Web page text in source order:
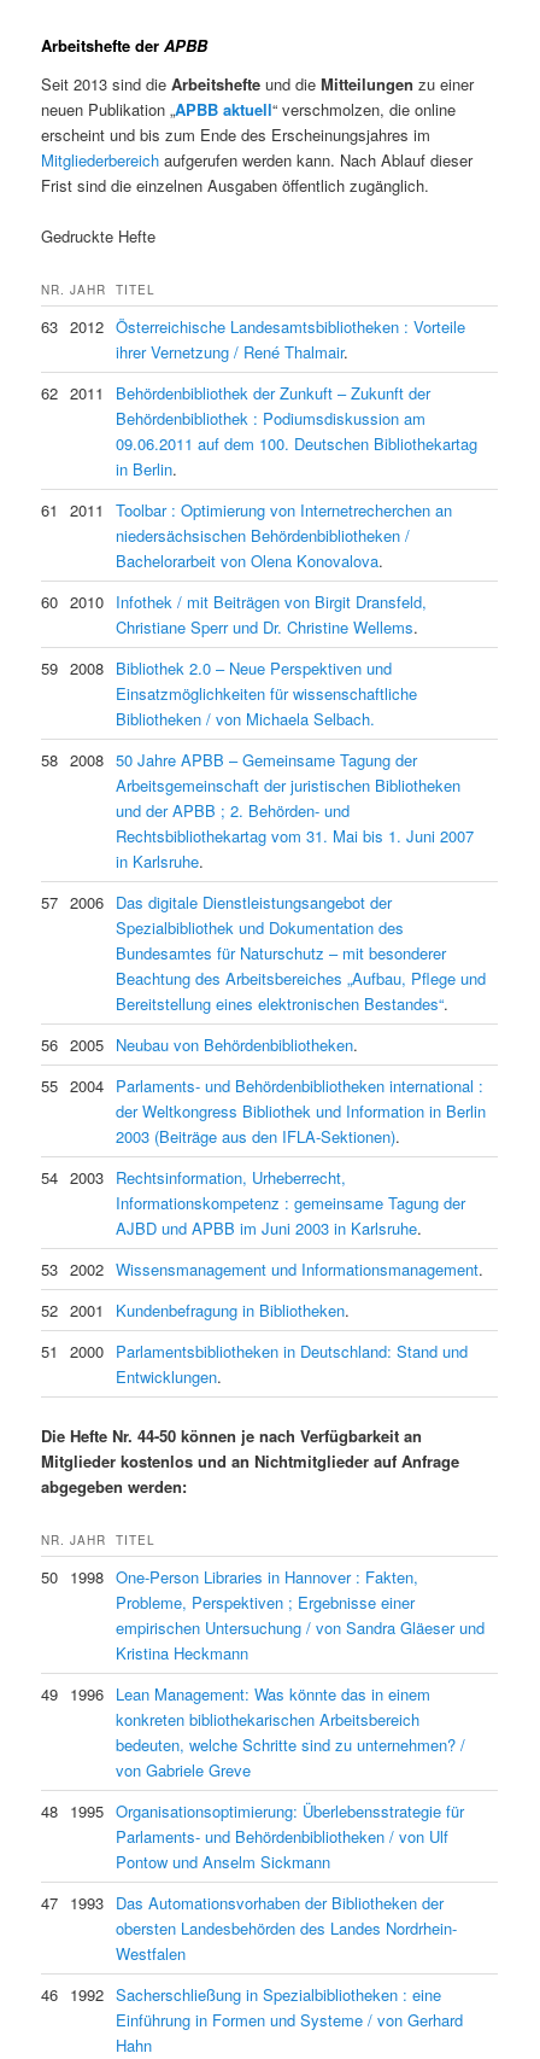
Arbeitshefte derAPBB
Seit 2013 sind dieArbeitshefte und dieMitteilungen zu einer
neuen Publikation „APBB aktuell“ verschmolzen, die online
erscheint und bis zum Ende des Erscheinungsjahres im
Mitgliederbereich aufgerufen werden kann. Nach Ablauf dieser
Frist sind die einzelnen Ausgaben öffentlich zugänglich.
Gedruckte Hefte
NR. JAHR TITEL
63 2012 Österreichische Landesamtsbibliotheken : Vorteile
ihrer Vernetzung / René Thalmair.
62 2011
Behördenbibliothek der Zunkuft – Zukunft der
Behördenbibliothek : Podiumsdiskussion am
09.06.2011 auf dem 100. Deutschen Bibliothekartag
in Berlin.
61
2011
Toolbar : Optimierung von Internetrecherchen an
niedersächsischen Behördenbibliotheken /
Bachelorarbeit von Olena Konovalova.
60 2010 Infothek / mit Beiträgen von Birgit Dransfeld,
Christiane Sperr und Dr. Christine Wellems.
59 2008 Bibliothek 2.0 – Neue Perspektiven und
Einsatzmöglichkeiten für wissenschaftliche
Bibliotheken / von Michaela Selbach.
58 2008 50 Jahre APBB – Gemeinsame Tagung der
Arbeitsgemeinschaft der juristischen Bibliotheken
und der APBB ; 2. Behörden- und
Rechtsbibliothekartag vom 31. Mai bis 1. Juni 2007
in Karlsruhe.
57 2006 Das digitale Dienstleistungsangebot der
Spezialbibliothek und Dokumentation des
Bundesamtes für Naturschutz – mit besonderer
Beachtung des Arbeitsbereiches „Aufbau, Pflege und
Bereitstellung eines elektronischen Bestandes“.
56 2005 Neubau von Behördenbibliotheken.
55 2004 Parlaments- und Behördenbibliotheken international :
der Weltkongress Bibliothek und Information in Berlin
2003 (Beiträge aus den IFLA-Sektionen).
54 2003 Rechtsinformation, Urheberrecht,
Informationskompetenz : gemeinsame Tagung der
AJBD und APBB im Juni 2003 in Karlsruhe.
53 2002 Wissensmanagement und Informationsmanagement.
52 2001 Kundenbefragung in Bibliotheken.
51
2000 Parlamentsbibliotheken in Deutschland: Stand und
Entwicklungen.
Die Hefte Nr. 44-50 können je nach Verfügbarkeit an
Mitglieder kostenlos und an Nichtmitglieder auf Anfrage
abgegeben werden:
NR. JAHR TITEL
50 1998 One-Person Libraries in Hannover : Fakten,
Probleme, Perspektiven ; Ergebnisse einer
empirischen Untersuchung / von Sandra Gläeser und
Kristina Heckmann
49 1996 Lean Management: Was könnte das in einem
konkreten bibliothekarischen Arbeitsbereich
bedeuten, welche Schritte sind zu unternehmen? /
von Gabriele Greve
48 1995 Organisationsoptimierung: Überlebensstrategie für
Parlaments- und Behördenbibliotheken / von Ulf
Pontow und Anselm Sickmann
47 1993 Das Automationsvorhaben der Bibliotheken der
obersten Landesbehörden des Landes Nordrhein-
Westfalen
46 1992 Sacherschließung in Spezialbibliotheken : eine
Einführung in Formen und Systeme / von Gerhard
Hahn